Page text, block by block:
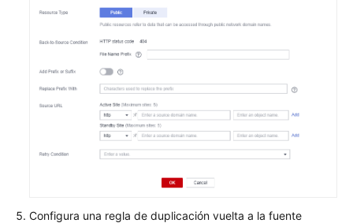
de
Configura una regla de duplicación vuelta a la fuente